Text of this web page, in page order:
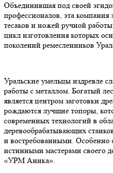
Объединившая под своей
профессионалов, эта компания
тесаков и ножей ручной
цикл изготовления которых
поколений ремесленников
Уральские умельцы издревле
работы с металлом. Богатый
является центром заготовки
рождаются лучшие топоры,
современных технологий в
деревообрабатывающих
и востребованными. Особенно
истинными мастерами своего
«УРМ Аника».